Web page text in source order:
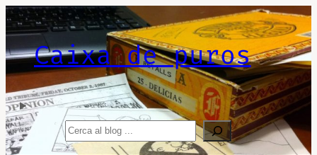
Vés
al
contingutCaixa de puros
Search